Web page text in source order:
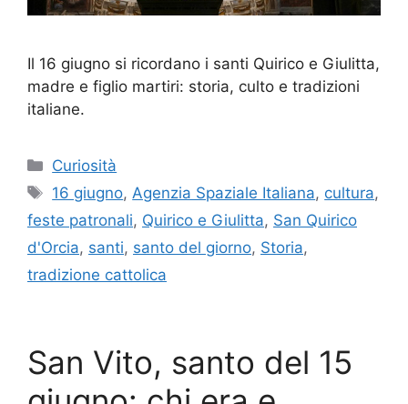
Il 16 giugno si ricordano i santi Quirico e Giulitta,
madre e figlio martiri: storia, culto e tradizioni
italiane.
Categorie
Curiosità
Tag
16 giugno, Agenzia Spaziale Italiana, cultura,
feste patronali, Quirico e Giulitta, San Quirico
d'Orcia, santi, santo del giorno, Storia,
tradizione cattolica
San Vito, santo del 15